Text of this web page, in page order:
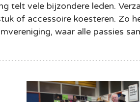
telt vele bijzondere leden.
of accessoire koesteren. Zo
waar alle passies